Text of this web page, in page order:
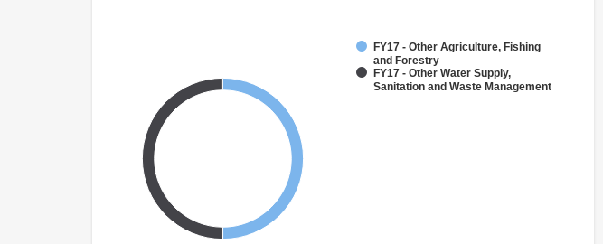
FY17 - Other Agriculture, Fishing
and Forestry
FY17 - Other Water Supply,
Sanitation and Waste Management